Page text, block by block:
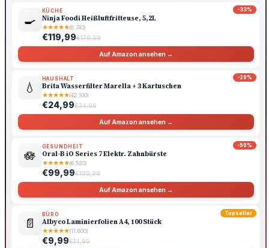
-33%
🍳
KÜCHE
Ninja Foodi Heißluftfritteuse, 5,2L
★★★★★(8.740)
€119,99€179,99
Auf Amazon ansehen →
-29%
💧
HAUSHALT
Brita Wasserfilter Marella + 3 Kartuschen
★★★★★(42.100)
€24,99€34,99
Auf Amazon ansehen →
-50%
🪷
GESUNDHEIT
Oral-B iO Series 7 Elektr. Zahnbürste
★★★★★(6.520)
€99,99€199,99
Auf Amazon ansehen →
Topseller
📄
BÜRO
Albyco Laminierfolien A4, 100 Stück
★★★★★(11.800)
€9,99€14,99